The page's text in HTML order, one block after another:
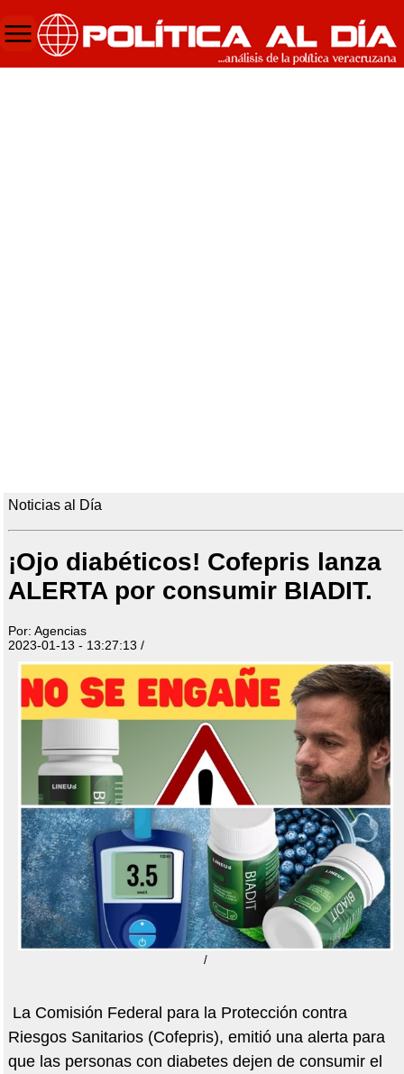
Noticias al Día
¡Ojo diabéticos! Cofepris lanza
ALERTA por consumir BIADIT.
Por: Agencias
2023-01-13 - 13:27:13 /
/
La Comisión Federal para la Protección contra
Riesgos Sanitarios (Cofepris), emitió una alerta para
que las personas con diabetes dejen de consumir el